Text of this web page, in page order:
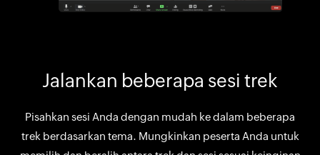
Jalankan beberapa sesi trek
Pisahkan sesi Anda dengan mudah ke dalam beberapa
trek berdasarkan tema. Mungkinkan peserta Anda untuk